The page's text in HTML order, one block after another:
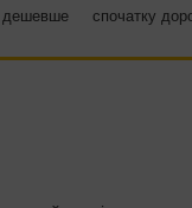
дешевше спочатку